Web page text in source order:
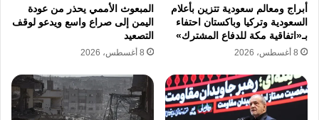
السقوط السياسي حال قرر المضي في الاتفاق.
منصة إكس: “مقابل أصوات بن غفير وسموتريتش
أبراج ومعالم سعودية تتزين بأعلام
السعودية وتركيا وباكستان احتفاء
بـ«اتفاقية مكة للدفاع المشترك»
8 أغسطس، 2026
المبعوث الأممي يحذر من عودة
اليمن إلى صراع واسع ويدعو لوقف
التصعيد
8 أغسطس، 2026